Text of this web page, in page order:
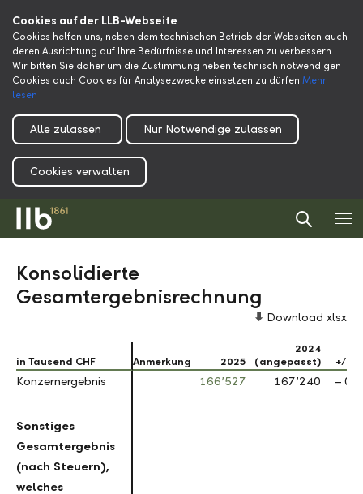
Cookies auf der LLB-Webseite
Cookies helfen uns, neben dem technischen Betrieb der Webseiten auch
deren Ausrichtung auf Ihre Bedürfnisse und Interessen zu verbessern.
Wir bitten Sie daher um die Zustimmung neben technisch notwendigen
Cookies auch Cookies für Analysezwecke einsetzen zu dürfen.Mehr
lesen
Alle zulassen Nur Notwendige zulassen
Cookies verwalten
Konsolidierte
Gesamtergebnisrechnung
Download xlsx
in Tausend CHF Anmerkung 2025
2024
(angepasst)
+/- %
Konzernergebnis 166’527 167’240 – 0.4
Sonstiges
Gesamtergebnis
(nach Steuern),
welches
in Tausend CHF
Konzernergebnis
Sonstiges
Gesamtergebnis
(nach Steuern),
welches